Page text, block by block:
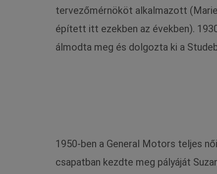
tervezőmérnököt alkalmazott
épített itt ezekben az években).
álmodta meg és dolgozta ki a
1950-ben a General Motors teljes
csapatban kezdte meg pályáját